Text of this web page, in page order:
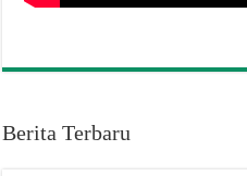
Berita Terbaru